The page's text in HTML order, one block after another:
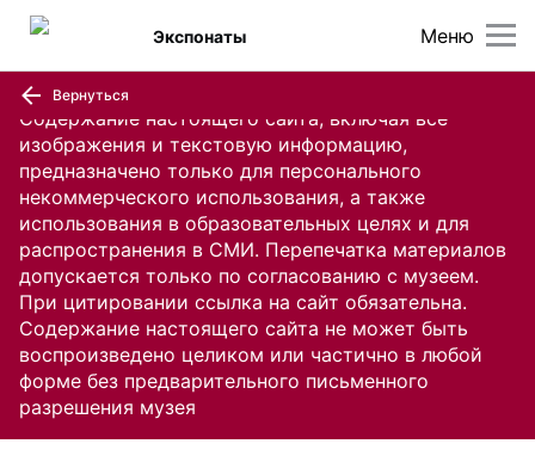
Содержание настоящего сайта, включая все
изображения и текстовую информацию,
предназначено только для персонального
некоммерческого использования, а также
использования в образовательных целях и для
распространения в СМИ. Перепечатка материалов
допускается только по согласованию с музеем.
При цитировании ссылка на сайт обязательна.
Содержание настоящего сайта не может быть
воспроизведено целиком или частично в любой
форме без предварительного письменного
разрешения музея
Меню
Экспонаты
Вернуться